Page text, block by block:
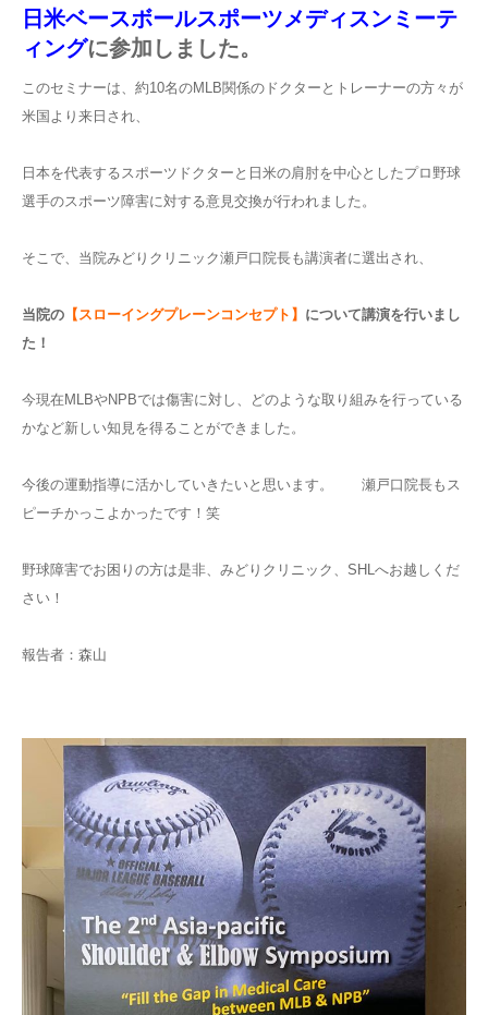
日米ベースボールスポーツメディスンミーテ
ィングに参加しました。
このセミナーは、約10名のMLB関係のドクターとトレーナーの方々が
米国より来日され、
日本を代表するスポーツドクターと日米の肩肘を中心としたプロ野球
選手のスポーツ障害に対する意見交換が行われました。
そこで、当院みどりクリニック瀬戸口院長も講演者に選出され、
当院の 【スローイングプレーンコンセプト】 について講演を行いまし
た！
今現在MLBやNPBでは傷害に対し、どのような取り組みを行っている
かなど新しい知見を得ることができました。
今後の運動指導に活かしていきたいと思います。 瀬戸口院長もス
ピーチかっこよかったです！笑
野球障害でお困りの方は是非、みどりクリニック、SHLへお越しくだ
さい！
報告者：森山